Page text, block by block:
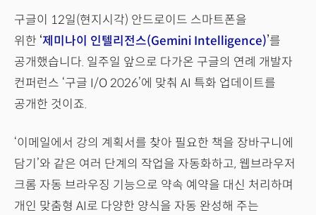
구글이 12일(현지시각) 안드로이드 스마트폰을
위한 ‘제미나이 인텔리전스(Gemini Intelligence)’를
공개했습니다. 일주일 앞으로 다가온 구글의 연례 개발자
컨퍼런스 ‘구글 I/O 2026’에 맞춰 AI 특화 업데이트를
공개한 것이죠.
‘이메일에서 강의 계획서를 찾아 필요한 책을 장바구니에
담기’와 같은 여러 단계의 작업을 자동화하고, 웹브라우저
크롬 자동 브라우징 기능으로 약속 예약을 대신 처리하며
개인 맞춤형 AI로 다양한 양식을 자동 완성해 주는